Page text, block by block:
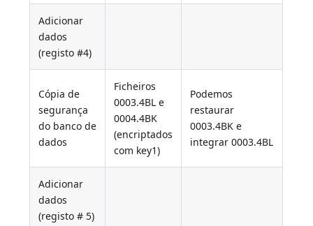
Adicionar
dados
(registo #4)
Cópia de
segurança
do banco de
dados
Ficheiros
0003.4BL e
0004.4BK
(encriptados
com key1)
Podemos
restaurar
0003.4BK e
integrar 0003.4BL
Adicionar
dados
(registo # 5)